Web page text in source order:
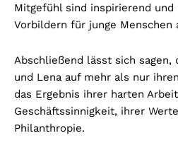
Mitgefühl sind inspirierend und
Vorbildern für junge Menschen
Abschließend lässt sich sagen,
und Lena auf mehr als nur
das Ergebnis ihrer harten
Geschäftssinnigkeit, ihrer
Philanthropie.